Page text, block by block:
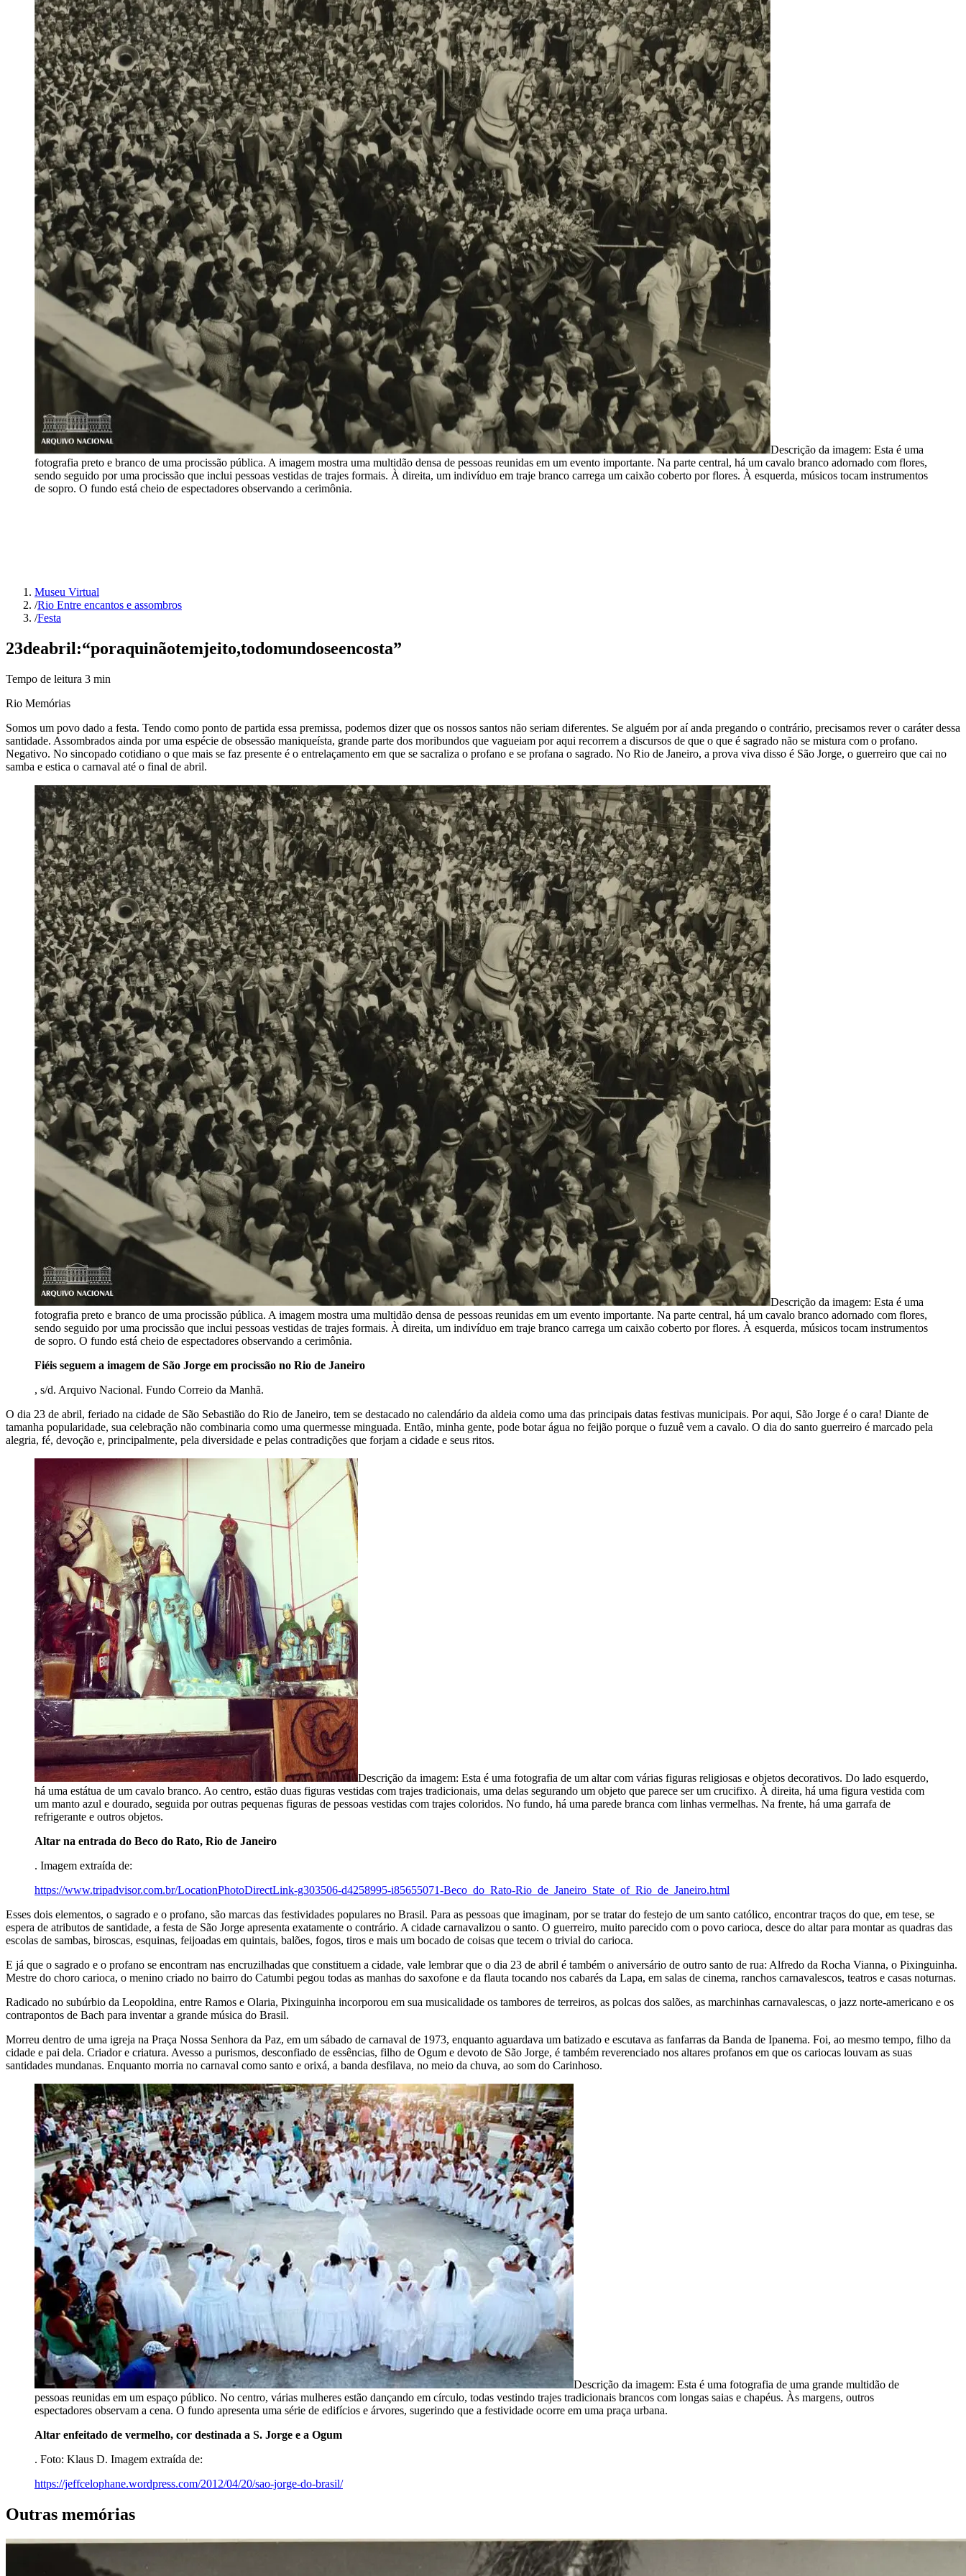
Descrição da imagem: Esta é uma
fotografia preto e branco de uma procissão pública. A imagem mostra uma multidão densa de pessoas reunidas em um evento importante. Na parte central, há um cavalo branco adornado com flores,
sendo seguido por uma procissão que inclui pessoas vestidas de trajes formais. À direita, um indivíduo em traje branco carrega um caixão coberto por flores. À esquerda, músicos tocam instrumentos
de sopro. O fundo está cheio de espectadores observando a cerimônia.
Museu Virtual
/Rio Entre encantos e assombros
/Festa
23deabril:“poraquinãotemjeito,todomundoseencosta”
Tempo de leitura 3 min
Rio Memórias
Somos um povo dado a festa. Tendo como ponto de partida essa premissa, podemos dizer que os nossos santos não seriam diferentes. Se alguém por aí anda pregando o contrário, precisamos rever o caráter dessa
santidade. Assombrados ainda por uma espécie de obsessão maniqueísta, grande parte dos moribundos que vagueiam por aqui recorrem a discursos de que o que é sagrado não se mistura com o profano.
Negativo. No sincopado cotidiano o que mais se faz presente é o entrelaçamento em que se sacraliza o profano e se profana o sagrado. No Rio de Janeiro, a prova viva disso é São Jorge, o guerreiro que cai no
samba e estica o carnaval até o final de abril.
Descrição da imagem: Esta é uma
fotografia preto e branco de uma procissão pública. A imagem mostra uma multidão densa de pessoas reunidas em um evento importante. Na parte central, há um cavalo branco adornado com flores,
sendo seguido por uma procissão que inclui pessoas vestidas de trajes formais. À direita, um indivíduo em traje branco carrega um caixão coberto por flores. À esquerda, músicos tocam instrumentos
de sopro. O fundo está cheio de espectadores observando a cerimônia.
Fiéis seguem a imagem de São Jorge em procissão no Rio de Janeiro
, s/d. Arquivo Nacional. Fundo Correio da Manhã.
O dia 23 de abril, feriado na cidade de São Sebastião do Rio de Janeiro, tem se destacado no calendário da aldeia como uma das principais datas festivas municipais. Por aqui, São Jorge é o cara! Diante de
tamanha popularidade, sua celebração não combinaria como uma quermesse minguada. Então, minha gente, pode botar água no feijão porque o fuzuê vem a cavalo. O dia do santo guerreiro é marcado pela
alegria, fé, devoção e, principalmente, pela diversidade e pelas contradições que forjam a cidade e seus ritos.
Descrição da imagem: Esta é uma fotografia de um altar com várias figuras religiosas e objetos decorativos. Do lado esquerdo,
há uma estátua de um cavalo branco. Ao centro, estão duas figuras vestidas com trajes tradicionais, uma delas segurando um objeto que parece ser um crucifixo. À direita, há uma figura vestida com
um manto azul e dourado, seguida por outras pequenas figuras de pessoas vestidas com trajes coloridos. No fundo, há uma parede branca com linhas vermelhas. Na frente, há uma garrafa de
refrigerante e outros objetos.
Altar na entrada do Beco do Rato, Rio de Janeiro
. Imagem extraída de:
https://www.tripadvisor.com.br/LocationPhotoDirectLink-g303506-d4258995-i85655071-Beco_do_Rato-Rio_de_Janeiro_State_of_Rio_de_Janeiro.html
Esses dois elementos, o sagrado e o profano, são marcas das festividades populares no Brasil. Para as pessoas que imaginam, por se tratar do festejo de um santo católico, encontrar traços do que, em tese, se
espera de atributos de santidade, a festa de São Jorge apresenta exatamente o contrário. A cidade carnavalizou o santo. O guerreiro, muito parecido com o povo carioca, desce do altar para montar as quadras das
escolas de sambas, biroscas, esquinas, feijoadas em quintais, balões, fogos, tiros e mais um bocado de coisas que tecem o trivial do carioca.
E já que o sagrado e o profano se encontram nas encruzilhadas que constituem a cidade, vale lembrar que o dia 23 de abril é também o aniversário de outro santo de rua: Alfredo da Rocha Vianna, o Pixinguinha.
Mestre do choro carioca, o menino criado no bairro do Catumbi pegou todas as manhas do saxofone e da flauta tocando nos cabarés da Lapa, em salas de cinema, ranchos carnavalescos, teatros e casas noturnas.
Radicado no subúrbio da Leopoldina, entre Ramos e Olaria, Pixinguinha incorporou em sua musicalidade os tambores de terreiros, as polcas dos salões, as marchinhas carnavalescas, o jazz norte-americano e os
contrapontos de Bach para inventar a grande música do Brasil.
Morreu dentro de uma igreja na Praça Nossa Senhora da Paz, em um sábado de carnaval de 1973, enquanto aguardava um batizado e escutava as fanfarras da Banda de Ipanema. Foi, ao mesmo tempo, filho da
cidade e pai dela. Criador e criatura. Avesso a purismos, desconfiado de essências, filho de Ogum e devoto de São Jorge, é também reverenciado nos altares profanos em que os cariocas louvam as suas
santidades mundanas. Enquanto morria no carnaval como santo e orixá, a banda desfilava, no meio da chuva, ao som do Carinhoso.
Descrição da imagem: Esta é uma fotografia de uma grande multidão de
pessoas reunidas em um espaço público. No centro, várias mulheres estão dançando em círculo, todas vestindo trajes tradicionais brancos com longas saias e chapéus. Às margens, outros
espectadores observam a cena. O fundo apresenta uma série de edifícios e árvores, sugerindo que a festividade ocorre em uma praça urbana.
Altar enfeitado de vermelho, cor destinada a S. Jorge e a Ogum
. Foto: Klaus D. Imagem extraída de:
https://jeffcelophane.wordpress.com/2012/04/20/sao-jorge-do-brasil/
Outras memórias